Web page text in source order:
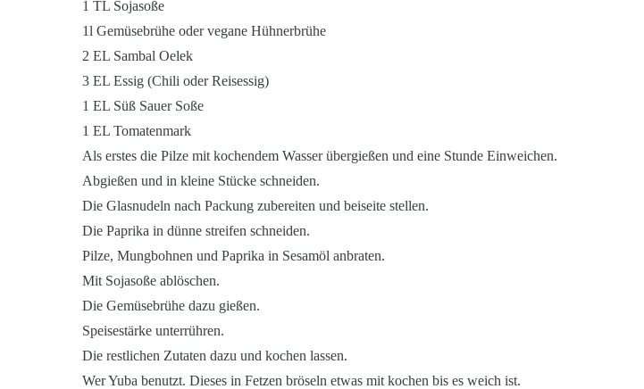
1 TL Sojasoße
1l Gemüsebrühe oder vegane Hühnerbrühe
2 EL Sambal Oelek
3 EL Essig (Chili oder Reisessig)
1 EL Süß Sauer Soße
1 EL Tomatenmark
Als erstes die Pilze mit kochendem Wasser übergießen und eine Stunde Einweichen.
Abgießen und in kleine Stücke schneiden.
Die Glasnudeln nach Packung zubereiten und beiseite stellen.
Die Paprika in dünne streifen schneiden.
Pilze, Mungbohnen und Paprika in Sesamöl anbraten.
Mit Sojasoße ablöschen.
Die Gemüsebrühe dazu gießen.
Speisestärke unterrühren.
Die restlichen Zutaten dazu und kochen lassen.
Wer Yuba benutzt. Dieses in Fetzen bröseln etwas mit kochen bis es weich ist.